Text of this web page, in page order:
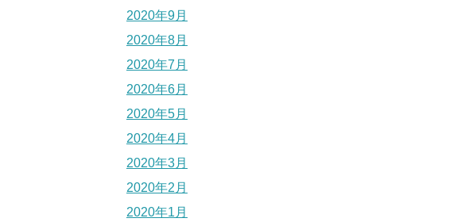
2020年9月
2020年8月
2020年7月
2020年6月
2020年5月
2020年4月
2020年3月
2020年2月
2020年1月